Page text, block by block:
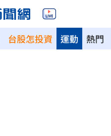
台股怎投資 熱門
運動